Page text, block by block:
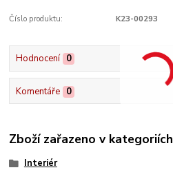
Číslo produktu: K23-00293
Hodnocení 0
Komentáře 0
Zboží zařazeno v kategoriích
Interiér